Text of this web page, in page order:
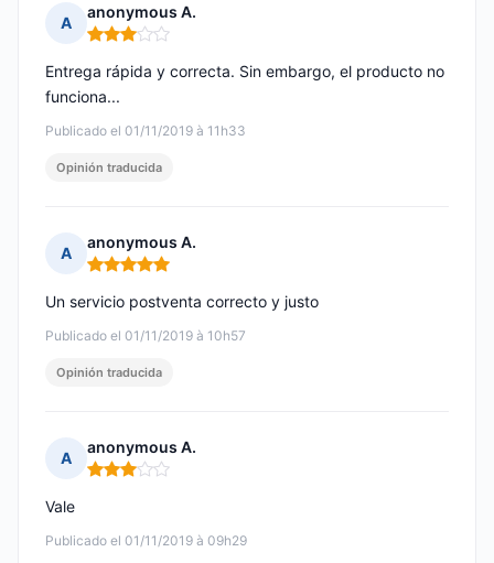
A
anonymous A.
Nota: 3 de 5
Publicado el 01/11/2019 à 11h33
Entrega rápida y correcta. Sin embargo, el producto no
funciona...
Opinión traducida
A
anonymous A.
Nota: 5 de 5
Publicado el 01/11/2019 à 10h57
Un servicio postventa correcto y justo
Opinión traducida
A
anonymous A.
Nota: 3 de 5
Publicado el 01/11/2019 à 09h29
Vale